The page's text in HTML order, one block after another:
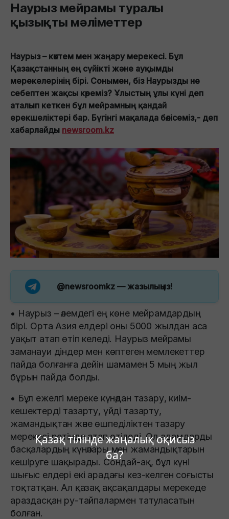
Қазақ тілінде жаңалық оқисыз
ба?
Наурыз мейрамы туралы
қызықты мәліметтер
Наурыз – көктем мен жаңару мерекесі. Бұл
Қазақстанның ең сүйікті және ауқымды
мерекелерінің бірі. Сонымен, біз Наурызды не
себептен жақсы көреміз? Ұлыстың ұлы күні деп
аталып кеткен бұл мейрамның қандай
ерекшеліктері бар. Бүгінгі мақалада бөлісеміз,- деп
хабарлайды newsroom.kz
@newsroomkz — жазылыңыз!
• Наурыз – әлемдегі ең көне мейрамдардың
бірі. Орта Азия елдері оны 5000 жылдан аса
уақыт атап өтіп келеді. Наурыз мейрамы
заманауи діндер мен көптеген мемлекеттер
пайда болғанға дейін шамамен 5 мың жыл
бұрын пайда болды.
• Бұл ежелгі мереке күнәдан тазару, киім-
кешектерді тазарту, үйді тазарту,
жамандықтан және өшпеділіктен тазару
мерекесі ретінде атап өтіледі. Ол адамдарды
басқалардың күнәлары мен жамандықтарын
кешіруге шақырады. Сондай-ақ, бұл күні
шығыс елдері екі арадағы кез-келген соғысты
тоқтатқан. Ал қазақ ақсақалдары мерекеде
араздасқан ру-тайпалармен татуласатын
болған.